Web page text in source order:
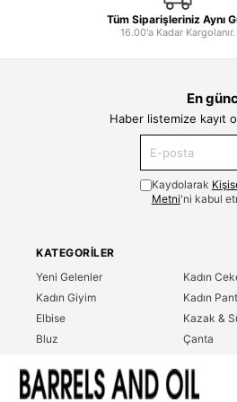
Tüm Siparişleriniz Aynı
16.00'a Kadar Kargolanır.
En
Haber listemize kayıt
Kaydolarak
Metni'ni kabul
KATEGORILER
Yeni Gelenler
Kadın Giyim
Elbise
Bluz
T-Shirt
Kadın
Kadın
Kazak &
Çanta